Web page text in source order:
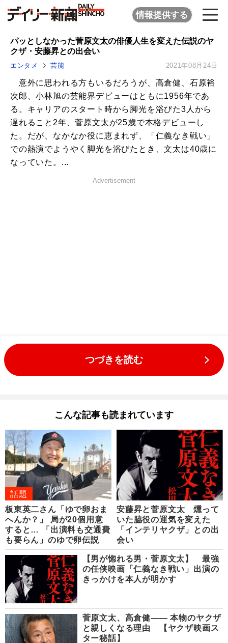
情報提供する
パッとしなかった菅原文太の俳優人生を変えた伝説のヤ
クザ・安藤昇との出会い
エンタメ 芸能 2021年08月24日
意外に思われる方もいるだろうが、高倉健、石原裕
次郎、小林旭の芸能界デビューはともに1956年であ
る。キャリアのスタート時から脚光を浴びた3人から
遅れること2年、菅原文太が25歳で本格デビューし
た。だが、なかなか役に恵まれず、「仁義なき戦い」
での熱演でようやく脚光を浴びたとき、文太は40歳に
なっていた。...
Advertisement
つづきを読む
こんな記事も読まれています
話題
板東英二さん「ゆで卵おま
へんか？」 局が20個用意
すると… 「出演料も交通費
も要らん」のゆで卵伝説
安藤昇と菅原文太 燻って
いた脇役の運気を変えた
「インテリヤクザ」との出
会い
【男が惚れる男・菅原文太】 最強
の任侠映画「仁義なき戦い」出演の
きっかけを本人が明かす
菅原文太、高倉健―― 本物のヤクザ
と親しくなる理由 【ヤクザ映画ス
ター秘話】